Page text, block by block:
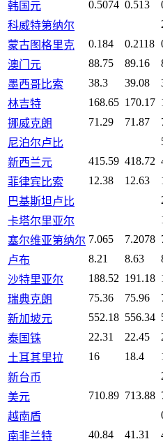
韩国元 0.5074 0.513
科威特第纳尔
蒙古图格里克
0.184 0.2118
澳门元
88.75 89.16
墨西哥比索
38.3 39.08
林吉特
168.65 170.17
挪威克朗
71.29 71.87
尼泊尔卢比
新西兰元
415.59 418.72
菲律宾比索
12.38 12.63
巴基斯坦卢比
卡塔尔里亚尔
塞尔维亚第纳尔 7.065 7.2078
卢布
8.21 8.63
沙特里亚尔
188.52 191.18
瑞典克朗
75.36 75.96
新加坡元
552.18 556.34
泰国铢
22.31 22.45
土耳其里拉
16 18.4
新台币
美元
710.89 713.88
越南盾
南非兰特
40.84 41.31